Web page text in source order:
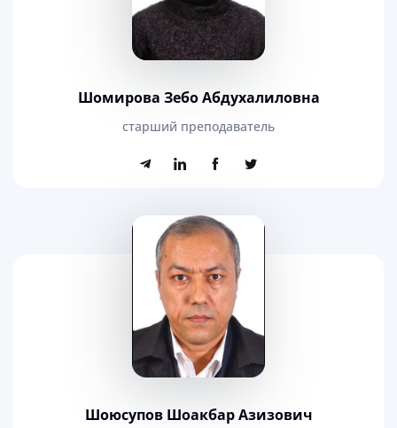
Шомирова Зебо Абдухалиловна
старший преподаватель
Шоюсупов Шоакбар Азизович